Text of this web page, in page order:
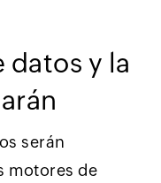
datos y la
serán
motores de